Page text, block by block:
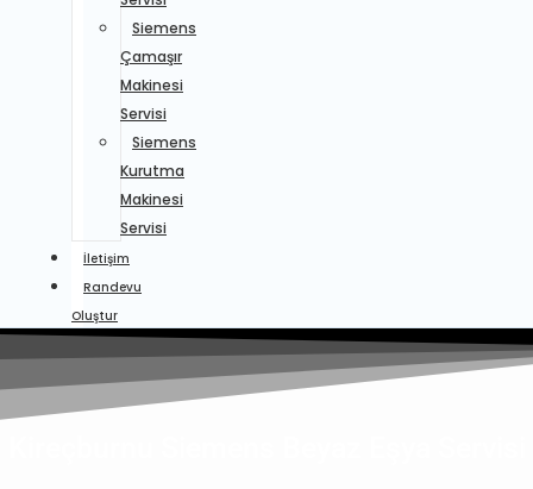
Siemens
Çamaşır
Makinesi
Servisi
Siemens
Kurutma
Makinesi
Servisi
İletişim
Randevu
Oluştur